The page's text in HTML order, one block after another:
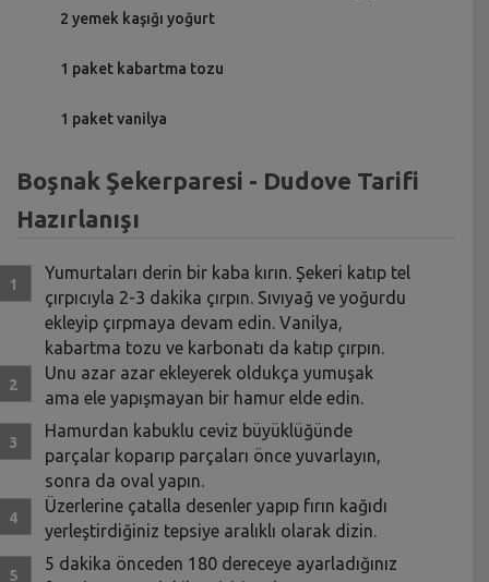
2 yemek kaşığı yoğurt
1 paket kabartma tozu
1 paket vanilya
Boşnak Şekerparesi - Dudove Tarifi
Hazırlanışı
Yumurtaları derin bir kaba kırın. Şekeri katıp tel
çırpıcıyla 2-3 dakika çırpın. Sıvıyağ ve yoğurdu
ekleyip çırpmaya devam edin. Vanilya,
kabartma tozu ve karbonatı da katıp çırpın.
Unu azar azar ekleyerek oldukça yumuşak
ama ele yapışmayan bir hamur elde edin.
Hamurdan kabuklu ceviz büyüklüğünde
parçalar koparıp parçaları önce yuvarlayın,
sonra da oval yapın.
Üzerlerine çatalla desenler yapıp fırın kağıdı
yerleştirdiğiniz tepsiye aralıklı olarak dizin.
5 dakika önceden 180 dereceye ayarladığınız